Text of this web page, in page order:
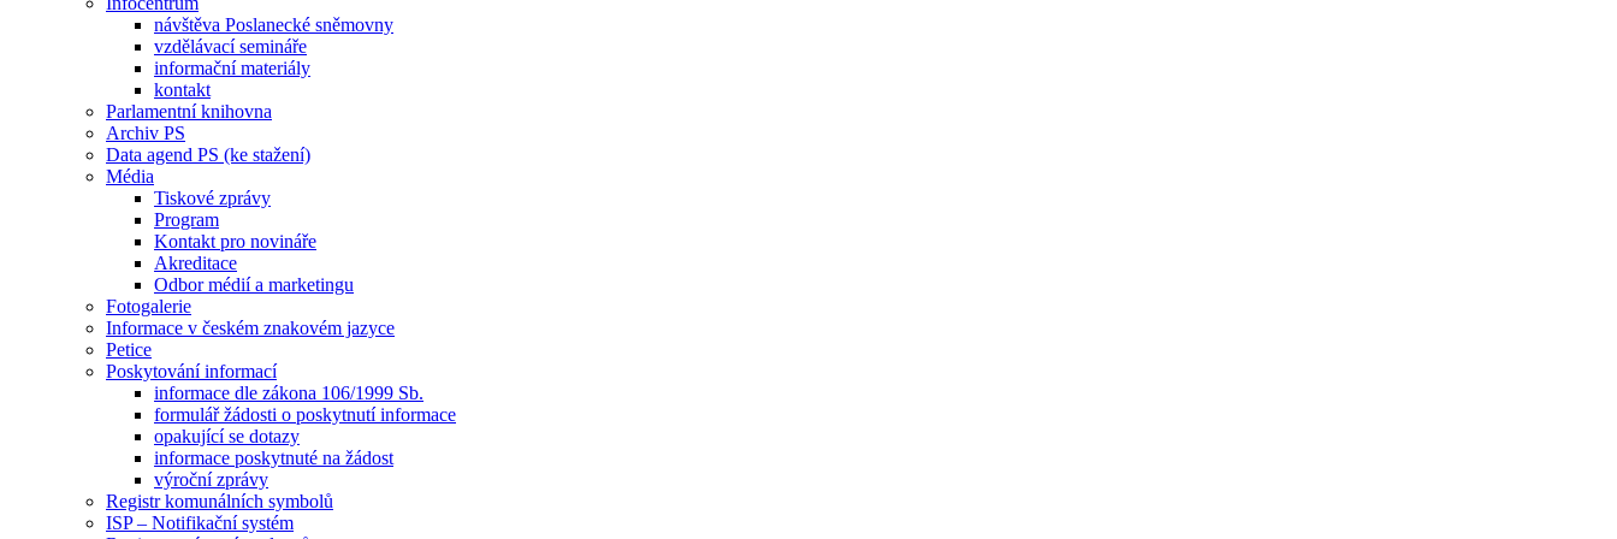
návštěva Poslanecké sněmovny
vzdělávací semináře
informační materiály
kontakt
Parlamentní knihovna
Archiv PS
Data agend PS (ke stažení)
Média
Tiskové zprávy
Program
Kontakt pro novináře
Akreditace
Odbor médií a marketingu
Fotogalerie
Informace v českém znakovém jazyce
Petice
Poskytování informací
informace dle zákona 106/1999 Sb.
formulář žádosti o poskytnutí informace
opakující se dotazy
informace poskytnuté na žádost
výroční zprávy
Registr komunálních symbolů
ISP – Notifikační systém